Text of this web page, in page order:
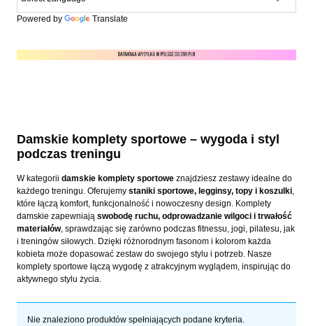
Powered by Translate
Damskie komplety sportowe – wygoda i styl
podczas treningu
W kategorii damskie komplety sportowe znajdziesz zestawy idealne do
każdego treningu. Oferujemy staniki sportowe, legginsy, topy i koszulki,
które łączą komfort, funkcjonalność i nowoczesny design. Komplety
damskie zapewniają swobodę ruchu, odprowadzanie wilgoci i trwałość
materiałów, sprawdzając się zarówno podczas fitnessu, jogi, pilatesu, jak
i treningów siłowych. Dzięki różnorodnym fasonom i kolorom każda
kobieta może dopasować zestaw do swojego stylu i potrzeb. Nasze
komplety sportowe łączą wygodę z atrakcyjnym wyglądem, inspirując do
aktywnego stylu życia.
Nie znaleziono produktów spełniających podane kryteria.